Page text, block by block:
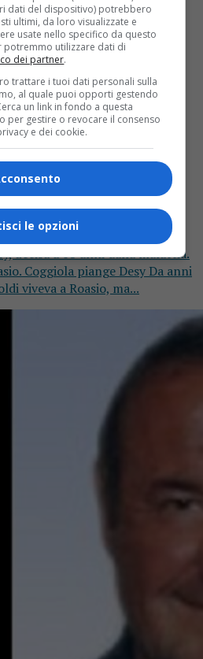
Desy, ex
uccisa a 68 anni dalla malattia.
Coggiola piange Desy Da anni
viveva a Roasio, ma...
dati del dispositivo) potrebbero
ultimi, da loro visualizzate e
usate nello specifico da questo
potremmo utilizzare dati di
dei partner.
trattare i tuoi dati personali sulla
al quale puoi opporti gestendo
un link in fondo a questa
per gestire o revocare il consenso
e dei cookie.
le opzioni